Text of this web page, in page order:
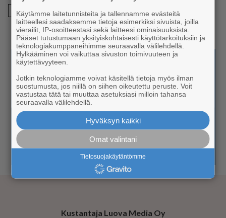
Syystapahtuma
Kustantaja Luova Media Oy
Käytämme laitetunnisteita ja tallennamme evästeitä
laitteellesi saadaksemme tietoja esimerkiksi sivuista, joilla
vierailit, IP-osoitteestasi sekä laitteesi ominaisuuksista.
Pääset tutustumaan yksityiskohtaisesti käyttötarkoituksiin ja
teknologiakumppaneihimme seuraavalla välilehdellä.
Hylkääminen voi vaikuttaa sivuston toimivuuteen ja
käytettävyyteen.
Jotkin teknologiamme voivat käsitellä tietoja myös ilman
suostumusta, jos niillä on siihen oikeutettu peruste. Voit
vastustaa tätä tai muuttaa asetuksiasi milloin tahansa
seuraavalla välilehdellä.
Hyväksyn kaikki
Omat valintani
Tietosuojakäytäntömme